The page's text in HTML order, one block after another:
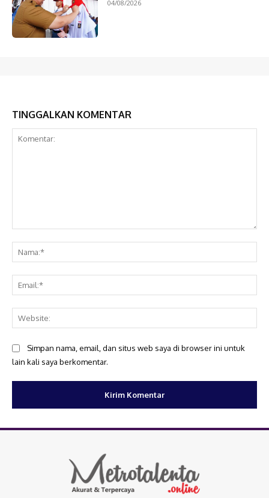
04/08/2026
TINGGALKAN KOMENTAR
Simpan nama, email, dan situs web saya di browser ini untuk
lain kali saya berkomentar.